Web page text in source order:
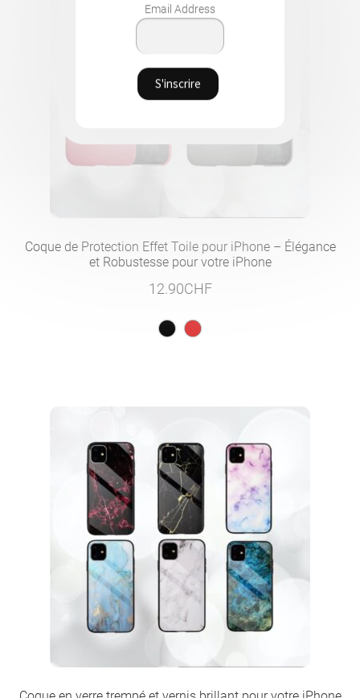
Coque de Protection Effet Toile pour iPhone – Élégance
et Robustesse pour votre iPhone
12.90CHF
Email Address